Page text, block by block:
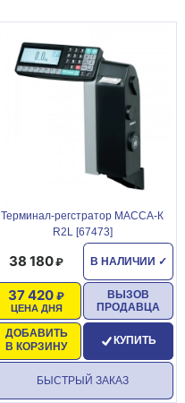
Терминал-регстратор МАССА-К
R2L [67473]
В НАЛИЧИИ ✓
38 180
ЦЕНА ДНЯ
37 420
ДОБАВИТЬ
В КОРЗИНУ
ВЫЗОВ
ПРОДАВЦА
КУПИТЬ
БЫСТРЫЙ ЗАКАЗ